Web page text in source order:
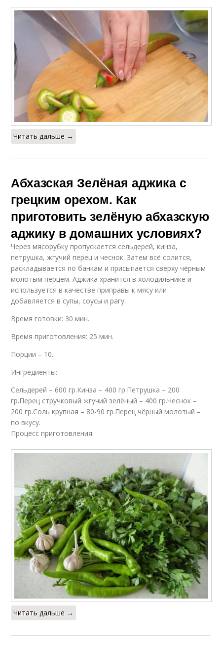
Читать дальше →
Абхазская Зелёная аджика с
грецким орехом. Как
приготовить зелёную абхазскую
аджику в домашних условиях?
Через мясорубку пропускается сельдерей, кинза,
петрушка, жгучий перец и чеснок. Затем всё солится,
раскладывается по банкам и присыпается сверху чёрным
молотым перцем. Аджика хранится в холодильнике и
используется в качестве приправы к мясу или
добавляется в супы, соусы и рагу.
Время готовки: 30 мин.
Время приготовления: 25 мин.
Порции – 10.
Ингредиенты:
Сельдерей – 600 гр.Кинза – 400 гр.Петрушка – 200
гр.Перец стручковый жгучий зелёный – 400 гр.Чеснок –
200 гр.Соль крупная – 80-90 гр.Перец чёрный молотый –
по вкусу.
Процесс приготовления:
Читать дальше →